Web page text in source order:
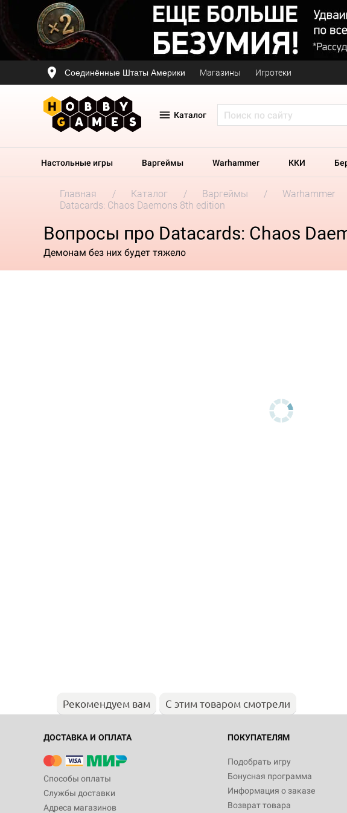
Соединённые Штаты Америки Магазины Игротеки
Каталог
Настольные игры Варгеймы Warhammer ККИ
Главная Каталог Варгеймы Warhammer
Datacards: Chaos Daemons 8th edition
Вопросы про Datacards: Chaos
Демонам без них будет тяжело
Рекомендуем вам С этим товаром смотрели
ДОСТАВКА И ОПЛАТА
Способы оплаты
Службы доставки
Адреса магазинов
ПОКУПАТЕЛЯМ
Подобрать игру
Бонусная программа
Информация о заказе
Возврат товара